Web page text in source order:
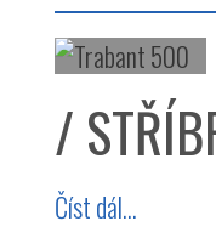
/
Číst dál...